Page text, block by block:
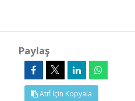
Paylaş
Atıf İçin Kopyala